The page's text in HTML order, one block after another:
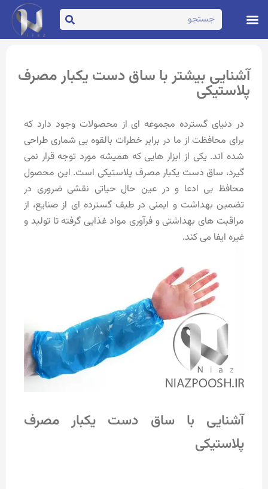
آشنایی بیشتر با ساق دست یکبار مصرف
پلاستیکی
در دنیای گسترده مجموعه ای از محصولات وجود دارد که
برای محافظت از ما در برابر خطرات بالقوه بی شماری طراحی
شده اند. یکی از ابزار هایی که همیشه مورد توجه قرار نمی
گیرد، ساق دست یکبار مصرف پلاستیکی است. این محصول
محافظ بی ادعا و در عین حال حیاتی نقشی ضروری در
تضمین بهداشت و ایمنی در طیف گسترده ای از صنایع، از
مراقبت های بهداشتی و فرآوری مواد غذایی گرفته تا تولید و
غیره ایفا می کند.
آشنایی با ساق دست یکبار مصرف
پلاستیکی